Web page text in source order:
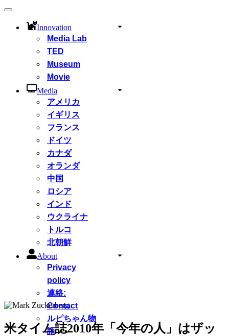
ナ
Innovation
Media Lab
TED
Museum
Movie
Media
アメリカ
イギリス
フランス
ドイツ
カナダ
オランダ
中国
ロシア
インド
ウクライナ
トルコ
北朝鮮
About
Privacy
policy
連絡:
Contact
ルピちゃん物
語
米タイム誌2010年「今年の人」はザッ